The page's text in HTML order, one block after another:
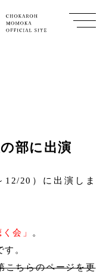
部に出演
20）に出演しま
会」
。
。
こちらのページを更